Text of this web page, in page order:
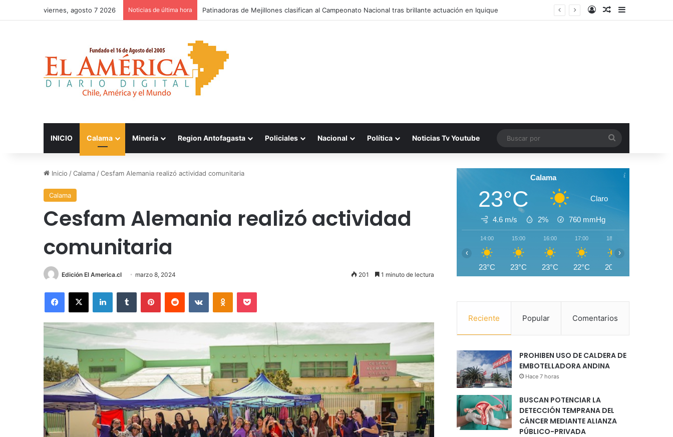
viernes, agosto 7 2026 Noticias de última hora FOSIS garantiza suministro de agua durante cortes de energía a más de 900 vecinos de Antofagasta AccesoPublicacion al
Barra lateral
INICIO Calama Minería Region Antofagasta Policiales Nacional Política Noticias Tv Youtube
por
Inicio /Calama /Cesfam Alemania realizó actividad comunitaria
Calama
Cesfam Alemania realizó actividad
comunitaria
Edición El America.cl marzo 8, 2024 201 1 minuto de lectura
Facebook
X LinkedInTumblr PinterestReddit VKontakteOdnoklassniki
Pocket
Calama
23°C Claro
4.6 m/s 2% 760 mmHg
14:00
23°C
15:00
23°C
16:00
23°C
17:00
22°C
18:00
20°C
‹ ›
Reciente Popular Comentarios
PROHIBEN USO DE CALDERA DE
EMBOTELLADORA ANDINA
Hace 7 horas
BUSCAN POTENCIAR LA
DETECCIÓN TEMPRANA DEL
CÁNCER MEDIANTE ALIANZA
PÚBLICO-PRIVADA